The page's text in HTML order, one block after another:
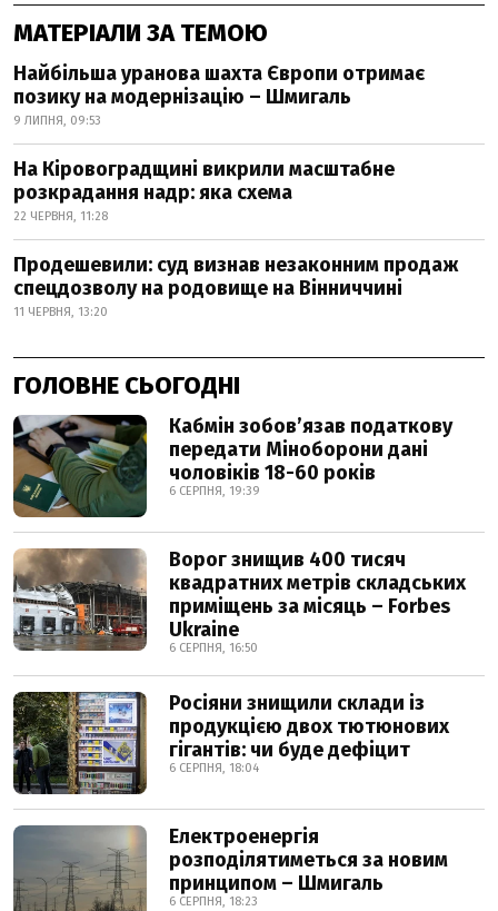
МАТЕРІАЛИ ЗА ТЕМОЮ
Найбільша уранова шахта Європи отримає
позику на модернізацію – Шмигаль
9 ЛИПНЯ, 09:53
На Кіровоградщині викрили масштабне
розкрадання надр: яка схема
22 ЧЕРВНЯ, 11:28
Продешевили: суд визнав незаконним продаж
спецдозволу на родовище на Вінниччині
11 ЧЕРВНЯ, 13:20
ГОЛОВНЕ СЬОГОДНІ
Кабмін зобовʼязав податкову
передати Міноборони дані
чоловіків 18-60 років
6 СЕРПНЯ, 19:39
Ворог знищив 400 тисяч
квадратних метрів складських
приміщень за місяць – Forbes
Ukraine
6 СЕРПНЯ, 16:50
Росіяни знищили склади із
продукцією двох тютюнових
гігантів: чи буде дефіцит
6 СЕРПНЯ, 18:04
Електроенергія
розподілятиметься за новим
принципом – Шмигаль
6 СЕРПНЯ, 18:23